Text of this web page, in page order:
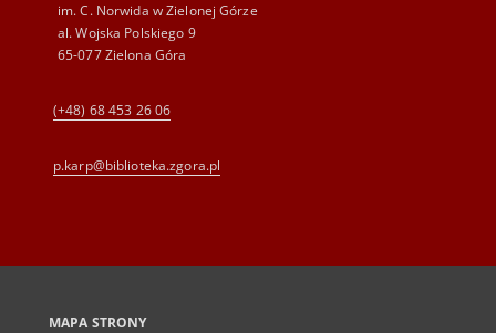
im. C. Norwida w Zielonej Górze
al. Wojska Polskiego 9
65-077 Zielona Góra
(+48) 68 453 26 06
p.karp@biblioteka.zgora.pl
MAPA STRONY